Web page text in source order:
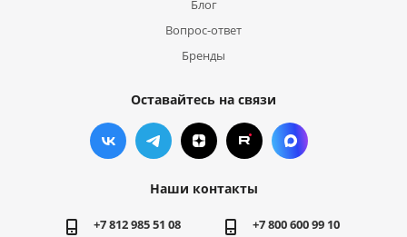
Блог
Вопрос-ответ
Бренды
Оставайтесь на связи
Наши контакты
+7 812 985 51 08 +7 800 600 99 10